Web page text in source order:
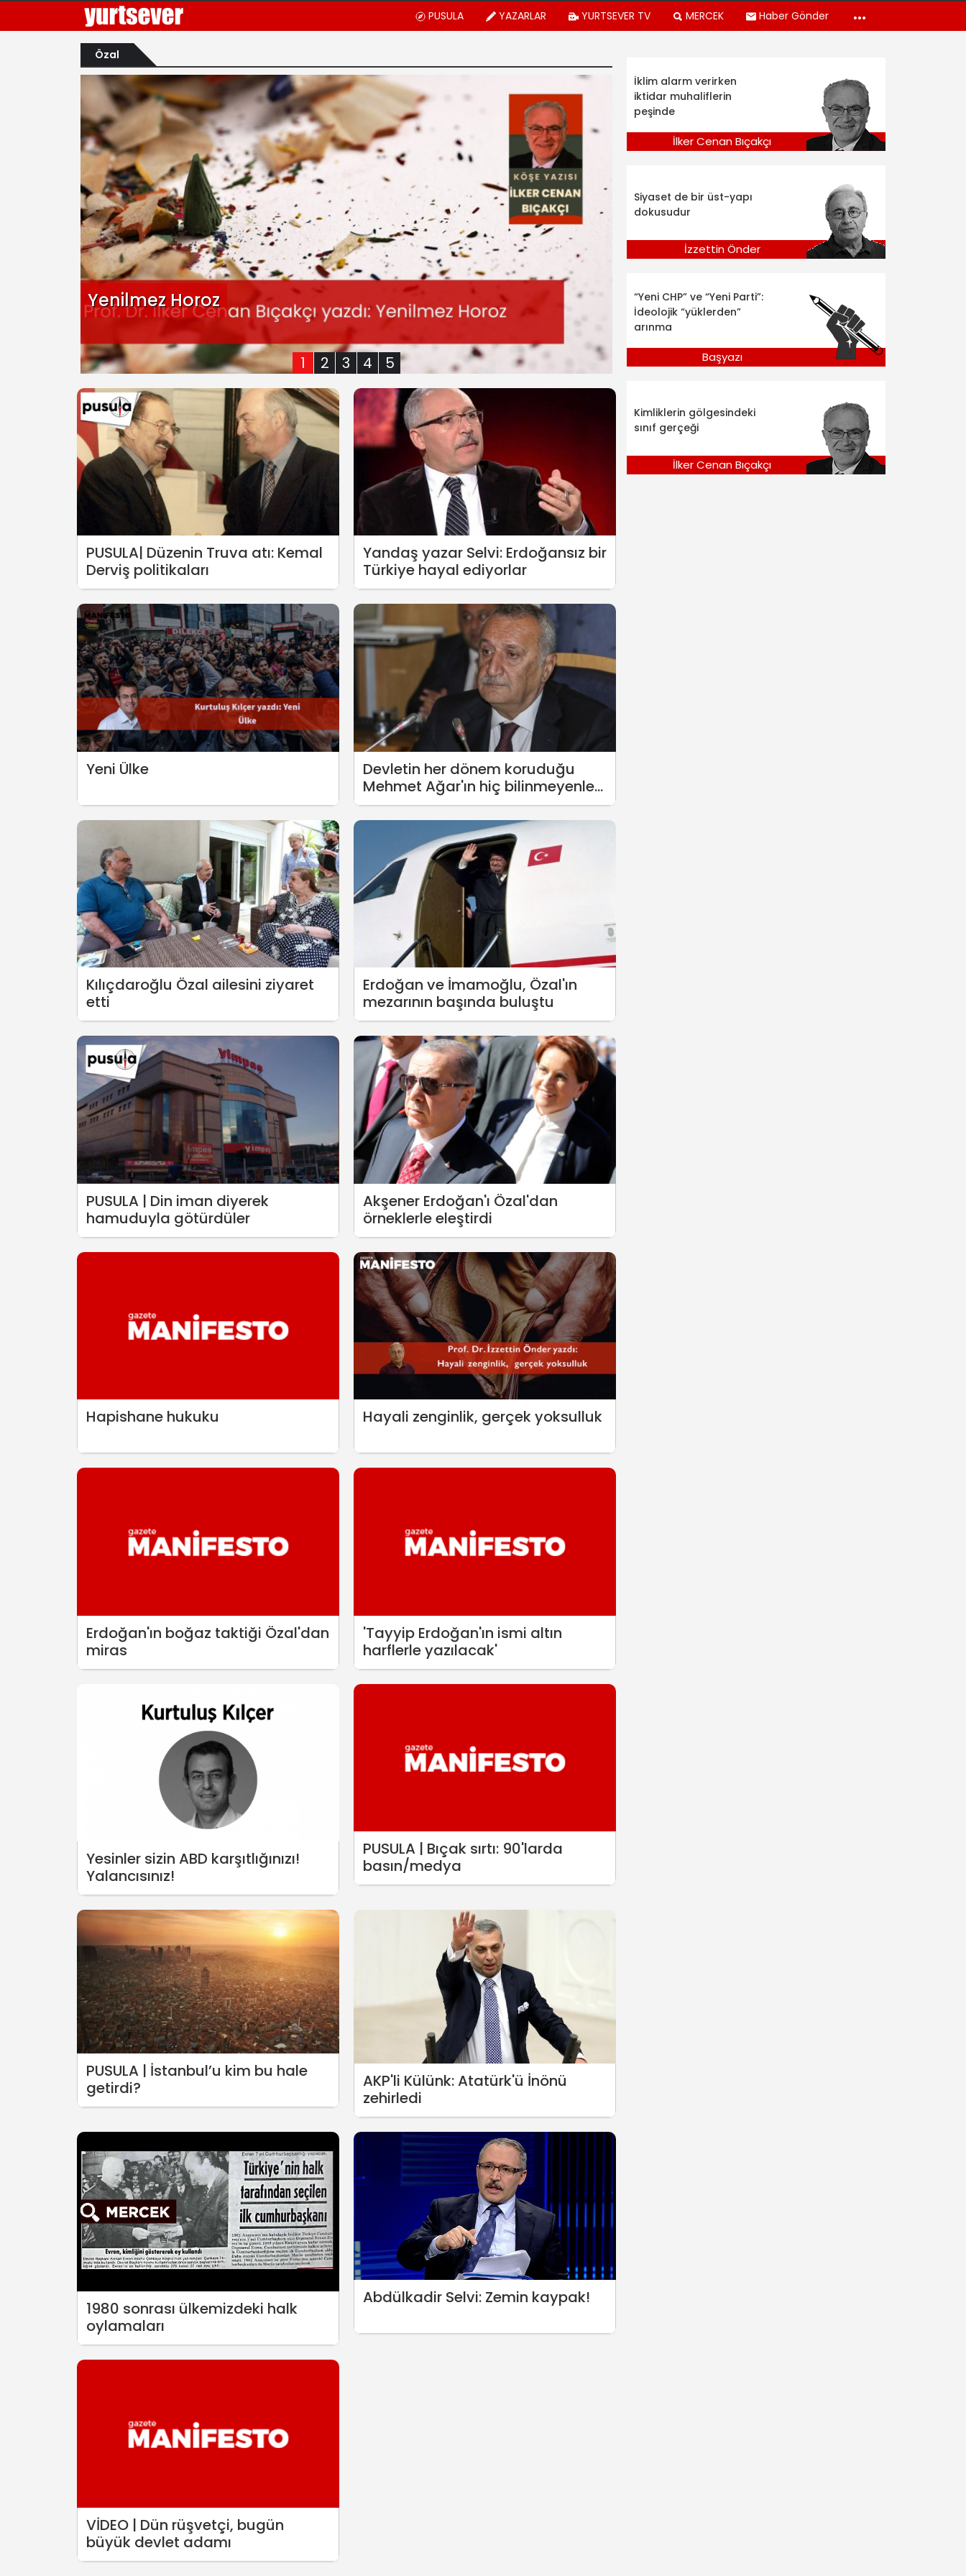
PUSULA YAZARLAR YURTSEVER TV MERCEK Haber Gönder
Özal
1 2 3 4 5
Yenilmez Horoz
PUSULA| Düzenin Truva atı: Kemal
Derviş politikaları
Yandaş yazar Selvi: Erdoğansız bir
Türkiye hayal ediyorlar
Yeni Ülke
Devletin her dönem koruduğu
Mehmet Ağar'ın hiç bilinmeyenleri:
Pike Mehmet
Kılıçdaroğlu Özal ailesini ziyaret
etti
Erdoğan ve İmamoğlu, Özal'ın
mezarının başında buluştu
PUSULA | Din iman diyerek
hamuduyla götürdüler
Akşener Erdoğan'ı Özal'dan
örneklerle eleştirdi
Hapishane hukuku Hayali zenginlik, gerçek yoksulluk
Erdoğan'ın boğaz taktiği Özal'dan
miras
'Tayyip Erdoğan'ın ismi altın
harflerle yazılacak'
Yesinler sizin ABD karşıtlığınızı!
Yalancısınız!
PUSULA | Bıçak sırtı: 90'larda
basın/medya
PUSULA | İstanbul’u kim bu hale
getirdi?
AKP'li Külünk: Atatürk'ü İnönü
zehirledi
1980 sonrası ülkemizdeki halk
oylamaları
Abdülkadir Selvi: Zemin kaypak!
VİDEO | Dün rüşvetçi, bugün
büyük devlet adamı
İklim alarm verirken
iktidar muhaliflerin
peşinde
İlker Cenan Bıçakçı
Siyaset de bir üst-yapı
dokusudur
İzzettin Önder
“Yeni CHP” ve “Yeni Parti”:
İdeolojik “yüklerden”
arınma
Başyazı
Kimliklerin gölgesindeki
sınıf gerçeği
İlker Cenan Bıçakçı